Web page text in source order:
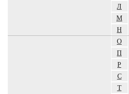
Л
М
Н
О
П
Р
С
Т